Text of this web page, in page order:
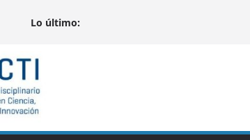
Lo último: